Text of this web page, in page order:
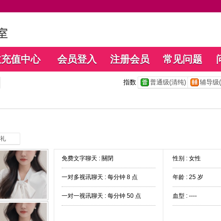
值中心 会员登入 注册会员 常见问题
指数 普通级(清纯) 辅导级
免费文字聊天 : 關閉
一对多视讯聊天 : 每分钟 8 点
一对一视讯聊天 : 每分钟 50 点
性别 : 女性
年龄 : 25 岁
血型 : ----